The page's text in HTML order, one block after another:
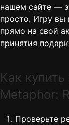
нашем сайте —
просто. Игру вы
прямо на свой
принятия
Как
Metaphor:
Проверьте